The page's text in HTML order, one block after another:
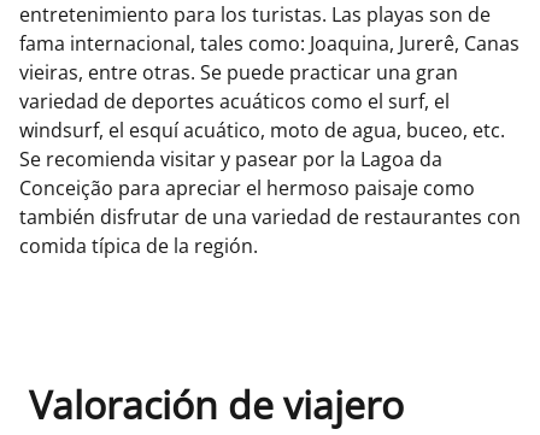
entretenimiento para los turistas. Las playas son de
fama internacional, tales como: Joaquina, Jurerê, Canas
vieiras, entre otras. Se puede practicar una gran
variedad de deportes acuáticos como el surf, el
windsurf, el esquí acuático, moto de agua, buceo, etc.
Se recomienda visitar y pasear por la Lagoa da
Conceição para apreciar el hermoso paisaje como
también disfrutar de una variedad de restaurantes con
comida típica de la región.
Valoración de viajero